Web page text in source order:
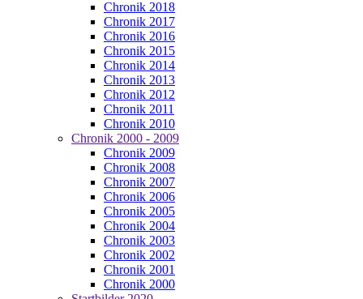
Chronik 2018
Chronik 2017
Chronik 2016
Chronik 2015
Chronik 2014
Chronik 2013
Chronik 2012
Chronik 2011
Chronik 2010
Chronik 2000 - 2009
Chronik 2009
Chronik 2008
Chronik 2007
Chronik 2006
Chronik 2005
Chronik 2004
Chronik 2003
Chronik 2002
Chronik 2001
Chronik 2000